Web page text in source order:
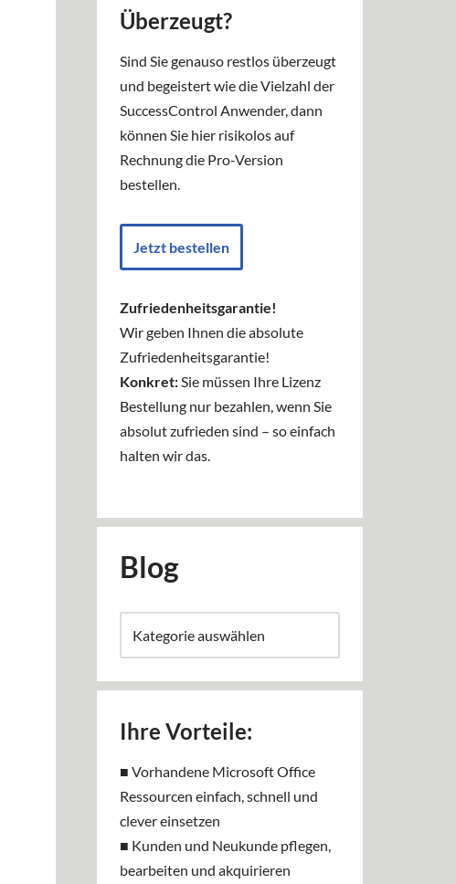
Überzeugt?
Sind Sie genauso restlos überzeugt
und begeistert wie die Vielzahl der
SuccessControl Anwender, dann
können Sie hier risikolos auf
Rechnung die Pro-Version
bestellen.
Jetzt bestellen
Zufriedenheitsgarantie!
Wir geben Ihnen die absolute
Zufriedenheitsgarantie!
Konkret:Sie müssen Ihre Lizenz
Bestellung nur bezahlen, wenn Sie
absolut zufrieden sind – so einfach
halten wir das.
Blog
Ihre Vorteile:
■ Vorhandene Microsoft Office
Ressourcen einfach, schnell und
clever einsetzen
■ Kunden und Neukunde pflegen,
bearbeiten und akquirieren